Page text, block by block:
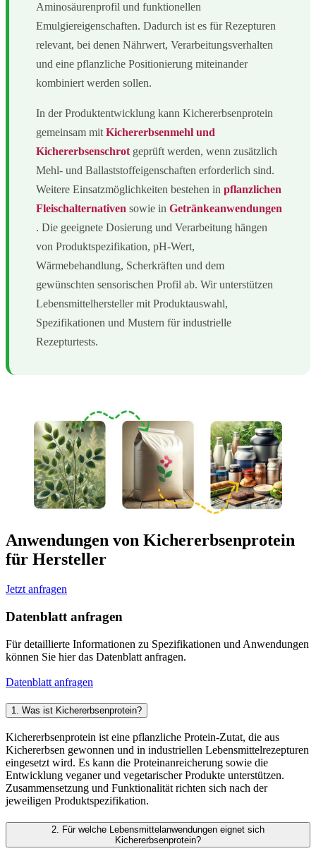
Aminosäurenprofil und funktionellen
Emulgiereigenschaften. Dadurch ist es für Rezepturen
relevant, bei denen Nährwert, Verarbeitungsverhalten
und eine pflanzliche Positionierung miteinander
kombiniert werden sollen.
In der Produktentwicklung kann Kichererbsenprotein
gemeinsam mit Kichererbsenmehl und
Kichererbsenschrot geprüft werden, wenn zusätzlich
Mehl- und Ballaststoffeigenschaften erforderlich sind.
Weitere Einsatzmöglichkeiten bestehen in pflanzlichen
Fleischalternativen sowie in Getränkeanwendungen
. Die geeignete Dosierung und Verarbeitung hängen
von Produktspezifikation, pH-Wert,
Wärmebehandlung, Scherkräften und dem
gewünschten sensorischen Profil ab. Wir unterstützen
Lebensmittelhersteller mit Produktauswahl,
Spezifikationen und Mustern für industrielle
Rezepturtests.
Anwendungen von Kichererbsenprotein
für Hersteller
Jetzt anfragen
Datenblatt anfragen
Für detaillierte Informationen zu Spezifikationen und Anwendungen
können Sie hier das Datenblatt anfragen.
Datenblatt anfragen
1. Was ist Kichererbsenprotein?
Kichererbsenprotein ist eine pflanzliche Protein-Zutat, die aus
Kichererbsen gewonnen und in industriellen Lebensmittelrezepturen
eingesetzt wird. Es kann die Proteinanreicherung sowie die
Entwicklung veganer und vegetarischer Produkte unterstützen.
Zusammensetzung und Funktionalität richten sich nach der
jeweiligen Produktspezifikation.
2. Für welche Lebensmittelanwendungen eignet sich
Kichererbsenprotein?